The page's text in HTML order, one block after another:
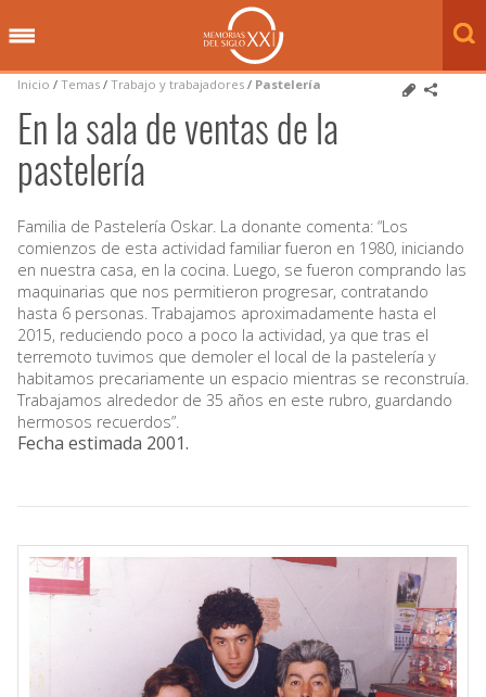
Inicio / Temas / Trabajo y trabajadores / Pastelería
En la sala de ventas de la
pastelería
Familia de Pastelería Oskar. La donante comenta: “Los
comienzos de esta actividad familiar fueron en 1980, iniciando
en nuestra casa, en la cocina. Luego, se fueron comprando las
maquinarias que nos permitieron progresar, contratando
hasta 6 personas. Trabajamos aproximadamente hasta el
2015, reduciendo poco a poco la actividad, ya que tras el
terremoto tuvimos que demoler el local de la pastelería y
habitamos precariamente un espacio mientras se reconstruía.
Trabajamos alrededor de 35 años en este rubro, guardando
hermosos recuerdos”.
Fecha estimada 2001.